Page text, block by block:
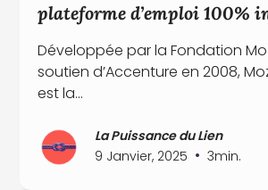
plateforme d’emploi 100%
Développée par la Fondation
soutien d’Accenture en 2008,
est la...
La Puissance du Lien
9 Janvier, 2025 • 3min.